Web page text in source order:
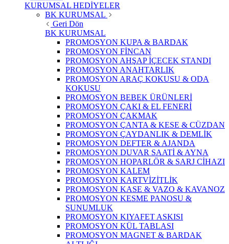
KURUMSAL HEDİYELER
BK KURUMSAL
Geri Dön
BK KURUMSAL
PROMOSYON KUPA & BARDAK
PROMOSYON FİNCAN
PROMOSYON AHŞAP İÇECEK STANDI
PROMOSYON ANAHTARLIK
PROMOSYON ARAÇ KOKUSU & ODA
KOKUSU
PROMOSYON BEBEK ÜRÜNLERİ
PROMOSYON ÇAKI & EL FENERİ
PROMOSYON ÇAKMAK
PROMOSYON ÇANTA & KESE & CÜZDAN
PROMOSYON ÇAYDANLIK & DEMLİK
PROMOSYON DEFTER & AJANDA
PROMOSYON DUVAR SAATİ & AYNA
PROMOSYON HOPARLÖR & SARJ CİHAZI
PROMOSYON KALEM
PROMOSYON KARTVİZİTLİK
PROMOSYON KASE & VAZO & KAVANOZ
PROMOSYON KESME PANOSU &
SUNUMLUK
PROMOSYON KIYAFET ASKISI
PROMOSYON KÜL TABLASI
PROMOSYON MAGNET & BARDAK